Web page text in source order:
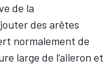
de la
des arêtes
normalement de
large de l’aileron et